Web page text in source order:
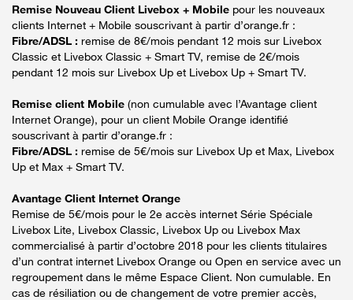
Remise Nouveau Client Livebox + Mobile pour les nouveaux
clients Internet + Mobile souscrivant à partir d’orange.fr :
Fibre/ADSL : remise de 8€/mois pendant 12 mois sur Livebox
Classic et Livebox Classic + Smart TV, remise de 2€/mois
pendant 12 mois sur Livebox Up et Livebox Up + Smart TV.
Remise client Mobile (non cumulable avec l’Avantage client
Internet Orange), pour un client Mobile Orange identifié
souscrivant à partir d’orange.fr :
Fibre/ADSL : remise de 5€/mois sur Livebox Up et Max, Livebox
Up et Max + Smart TV.
Avantage Client Internet Orange
Remise de 5€/mois pour le 2e accès internet Série Spéciale
Livebox Lite, Livebox Classic, Livebox Up ou Livebox Max
commercialisé à partir d’octobre 2018 pour les clients titulaires
d’un contrat internet Livebox Orange ou Open en service avec un
regroupement dans le même Espace Client. Non cumulable. En
cas de résiliation ou de changement de votre premier accès,